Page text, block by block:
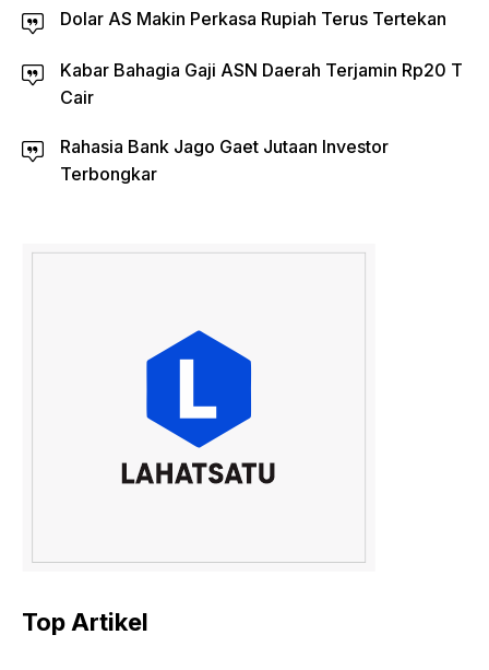
Dolar AS Makin Perkasa Rupiah Terus Tertekan
Kabar Bahagia Gaji ASN Daerah Terjamin Rp20 T
Cair
Rahasia Bank Jago Gaet Jutaan Investor
Terbongkar
Top Artikel